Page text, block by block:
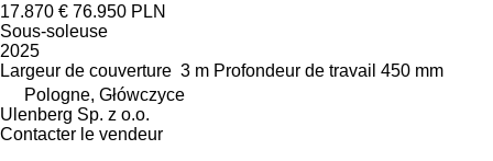
17.870 € 76.950 PLN
Sous-soleuse
2025
Largeur de couverture 3 m Profondeur de travail 450 mm
Pologne, Główczyce
Ulenberg Sp. z o.o.
Contacter le vendeur